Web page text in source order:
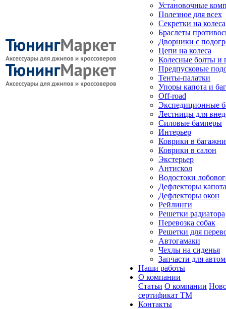
Установочные
Полезное для всех
Секретки на колеса
Браслеты
Дворники с
Цепи на колеса
Колесные болты и
Предпусковые
Тенты-палатки
Упоры капота и
Off-road
Экспедиционные
Лестницы для
Силовые бамперы
Интерьер
Коврики в
Коврики в салон
Экстерьер
Антискол
Водостоки
Дефлекторы капота
Дефлекторы окон
Рейлинги
Решетки радиатора
Перевозка собак
Решетки для
Автогамаки
Чехлы на сиденья
Запчасти для
Наши работы
О компании
Статьи О компании
сертификат ТМ
Контакты